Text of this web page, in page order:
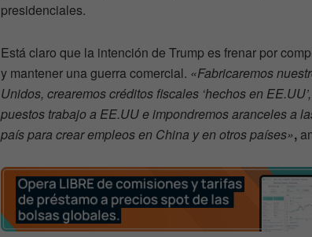
presidenciales.
Está claro que la intención de Trump es frenar por
y mantener una guerra comercial. «Fabricaremos
Unidos, crearemos créditos fiscales ‘hechos en
puestos trabajo a EE.UU e impondremos aranceles a
país para crear empleos en China y en otros países»,